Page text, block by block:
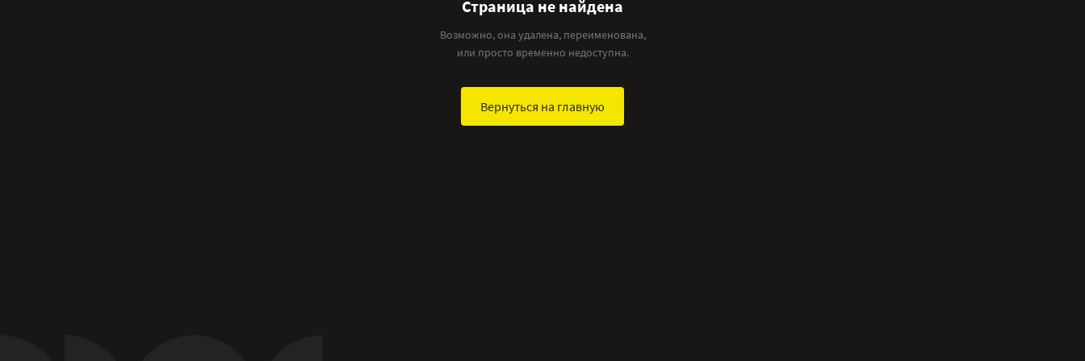
Страница не найдена
Возможно, она удалена, переименована,
или просто временно недоступна.
Вернуться на главную